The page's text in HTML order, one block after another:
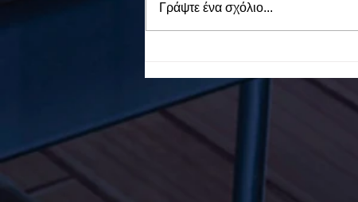
Τώρα. Με σύνθημα "Μίλα
Τώρα" όλα τα σχολεία της
Ελλάδας ενώνουν τις
Γράψτε ένα σχόλιο...